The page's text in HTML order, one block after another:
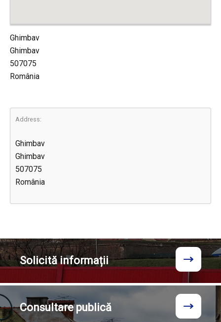
Ghimbav
Ghimbav
507075
România
Address:
Ghimbav
Ghimbav
507075
România
Solicităinformații
Consultarepublică